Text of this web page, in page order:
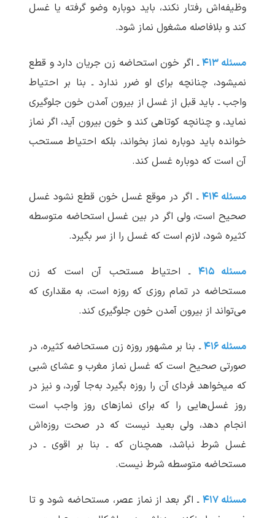
وظیفه‌اش رفتار نکند، باید دوباره وضو گرفته یا غسل
کند و بلافاصله مشغول نماز شود.
مسئله ۴۱۳
ـ اگر خون استحاضه زن جریان دارد و قطع
نمی‏شود، چنانچه برای او ضرر ندارد ـ بنا بر احتیاط
واجب ـ باید قبل از غسل از بیرون آمدن خون جلوگیری
نماید، و چنانچه کوتاهی کند و خون بیرون آید، اگر نماز
خوانده باید دوباره نماز بخواند، بلکه احتیاط مستحب
آن است که دوباره غسل کند.
مسئله ۴۱۴
ـ اگر در موقع غسل خون قطع نشود غسل
صحیح است، ولی اگر در بین غسل استحاضه متوسطه
کثیره شود، لازم است که غسل را از سر بگیرد.
مسئله ۴۱۵
ـ احتیاط مستحب آن است که زن
مستحاضه در تمام روزی که روزه است، به مقداری که
می‌تواند از بیرون آمدن خون جلوگیری کند.
مسئله ۴۱۶
ـ بنا بر مشهور روزه زن مستحاضه کثیره، در
صورتی صحیح است که غسل نماز مغرب و عشای شبی
که می‏خواهد فردای آن را روزه بگیرد به‌جا آورد، و نیز در
روز غسل‌هایی را که برای نمازهای روز واجب است
انجام دهد، ولی بعید نیست که در صحت روزه‌اش
غسل شرط نباشد، همچنان که ـ بنا بر اقوی ـ در
مستحاضه متوسطه شرط نیست.
مسئله ۴۱۷
ـ اگر بعد از نماز عصر، مستحاضه شود و تا